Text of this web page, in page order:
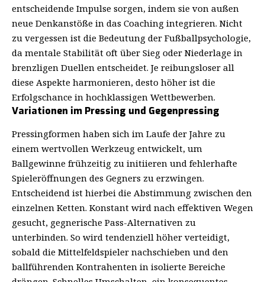
entscheidende Impulse sorgen, indem sie von außen
neue Denkanstöße in das Coaching integrieren. Nicht
zu vergessen ist die Bedeutung der Fußballpsychologie,
da mentale Stabilität oft über Sieg oder Niederlage in
brenzligen Duellen entscheidet. Je reibungsloser all
diese Aspekte harmonieren, desto höher ist die
Erfolgschance in hochklassigen Wettbewerben.
Variationen im Pressing und Gegenpressing
Pressingformen haben sich im Laufe der Jahre zu
einem wertvollen Werkzeug entwickelt, um
Ballgewinne frühzeitig zu initiieren und fehlerhafte
Spieleröffnungen des Gegners zu erzwingen.
Entscheidend ist hierbei die Abstimmung zwischen den
einzelnen Ketten. Konstant wird nach effektiven Wegen
gesucht, gegnerische Pass-Alternativen zu
unterbinden. So wird tendenziell höher verteidigt,
sobald die Mittelfeldspieler nachschieben und den
ballführenden Kontrahenten in isolierte Bereiche